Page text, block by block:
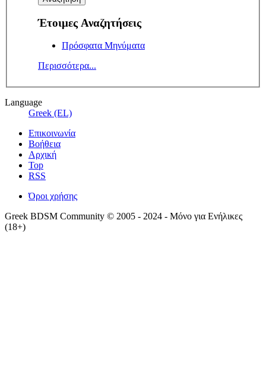
Έτοιμες Αναζητήσεις
Πρόσφατα Μηνύματα
Περισσότερα...
Language
Greek (EL)
Επικοινωνία
Βοήθεια
Αρχική
Top
RSS
Όροι χρήσης
Greek BDSM Community © 2005 - 2024 - Μόνο για Ενήλικες
(18+)